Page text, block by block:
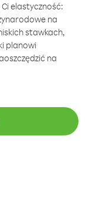
elastyczność:
na
stawkach,
planowi
na